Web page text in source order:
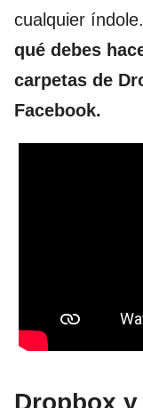
cualquier
qué debes
carpetas de
Facebook.
Dropbox